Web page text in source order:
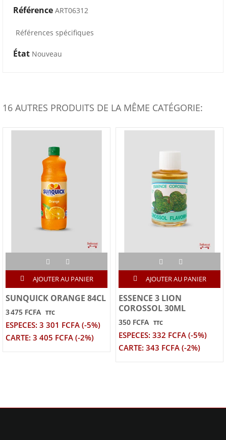
Référence ART06312
Références spécifiques
État Nouveau
16 AUTRES PRODUITS DE LA MÊME CATÉGORIE:
AJOUTER AU PANIER
SUNQUICK ORANGE 84CL
3 475 FCFA TTC
ESPECES: 3 301 FCFA (-5%)
CARTE: 3 405 FCFA (-2%)
AJOUTER AU PANIER
ESSENCE 3 LION
COROSSOL 30ML
350 FCFA TTC
ESPECES: 332 FCFA (-5%)
CARTE: 343 FCFA (-2%)